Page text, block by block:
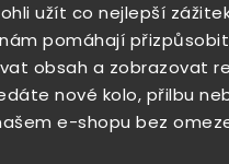
užít co nejlepší
pomáhají
obsah a zobrazovat
nové kolo, přilbu
e-shopu bez